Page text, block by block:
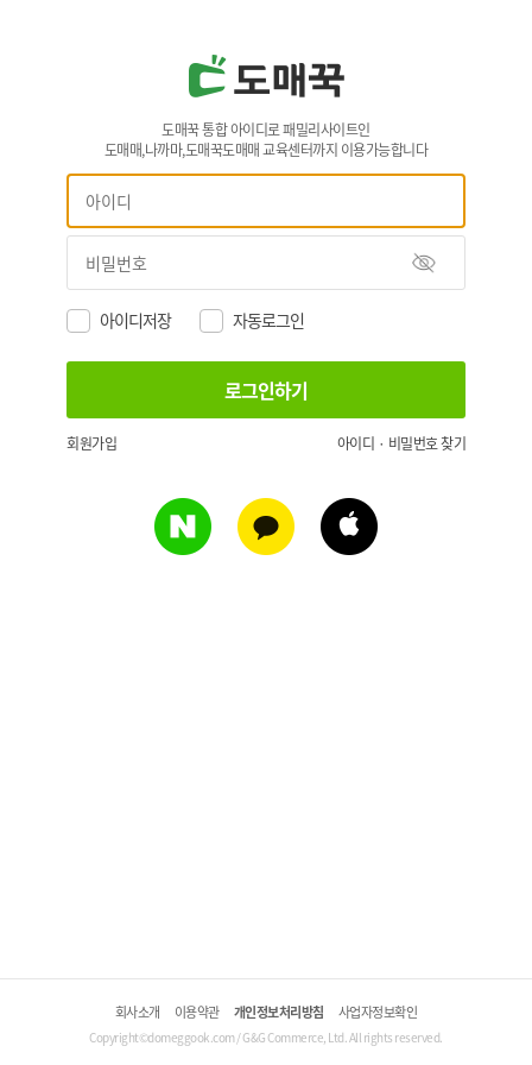
도매꾹 통합 아이디로 패밀리사이트인
도매매,나까마,도매꾹도매매 교육센터까지 이용가능합니다
아이디저장 자동로그인
회원가입 아이디 · 비밀번호 찾기
회사소개 이용약관 개인정보처리방침 사업자정보확인
Copyright©domeggook.com / G&G Commerce, Ltd. All rights reserved.